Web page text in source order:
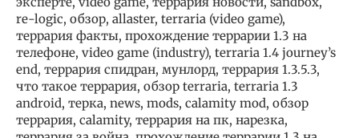
re-logic, обзор, allaster, terraria (video game),
террария факты, прохождение террарии 1.3 на
телефоне, video game (industry), terraria 1.4 journey’s
end, террария спидран, мунлорд, террария 1.3.5.3,
что такое террария, обзор terraria, terraria 1.3
android, терка, news, mods, calamity mod, обзор
террария, calamity, террария на пк, нарезка,